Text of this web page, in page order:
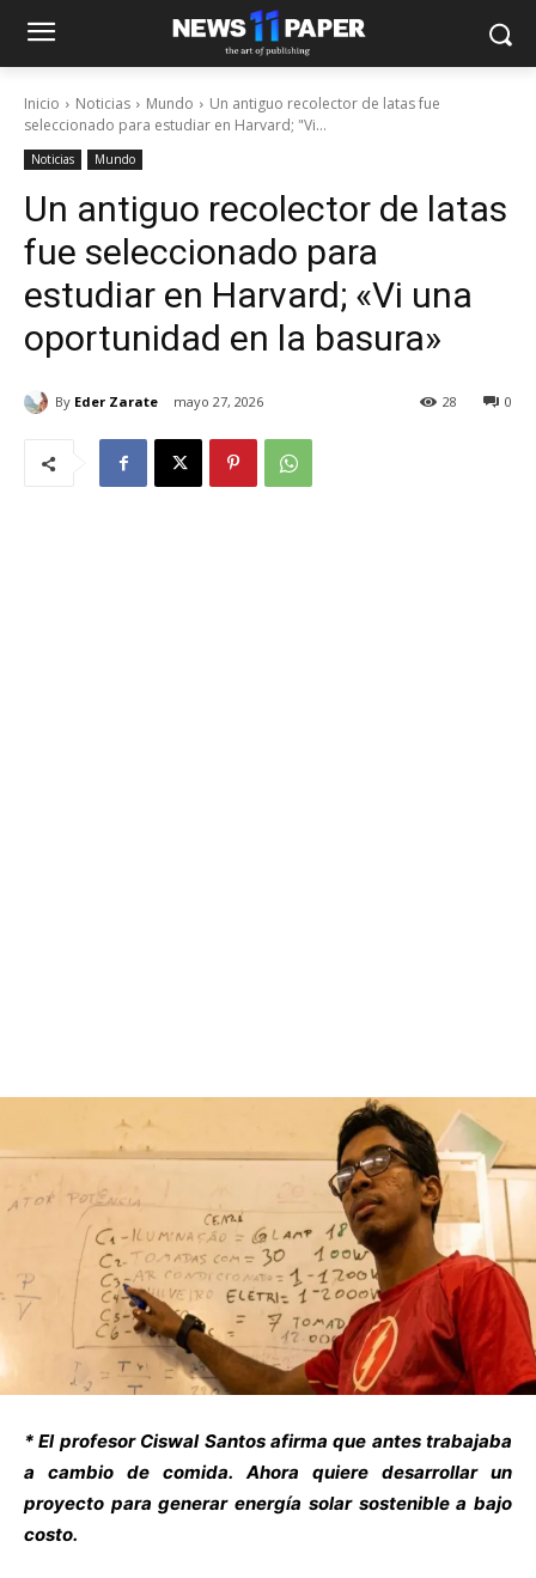
Inicio Noticias Mundo
Un antiguo recolector de latas fue
seleccionado para estudiar en Harvard; "Vi...
Noticias Mundo
Un antiguo recolector de latas
fue seleccionado para
estudiar en Harvard; «Vi una
oportunidad en la basura»
By Eder Zarate mayo 27, 2026 0
28
* El profesor Ciswal Santos afirma que antes trabajaba
a cambio de comida. Ahora quiere desarrollar un
proyecto para generar energía solar sostenible a bajo
costo.